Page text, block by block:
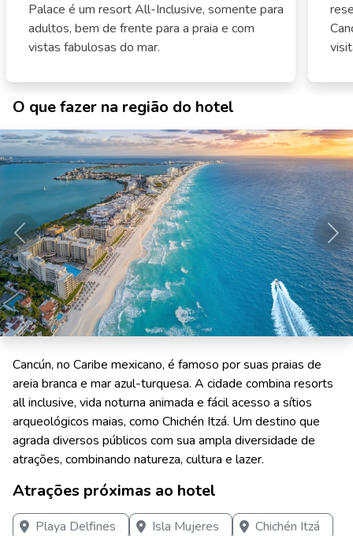
Palace é um resort All-Inclusive, somente para
adultos, bem de frente para a praia e com
vistas fabulosas do mar.
O que fazer na região do hotel
Anterior
Cancún, no Caribe mexicano, é famoso por suas praias de
areia branca e mar azul-turquesa. A cidade combina resorts
all inclusive, vida noturna animada e fácil acesso a sítios
arqueológicos maias, como Chichén Itzá. Um destino que
agrada diversos públicos com sua ampla diversidade de
atrações, combinando natureza, cultura e lazer.
Atrações próximas ao hotel
Playa Delfines Isla Mujeres
Chichén Itzá